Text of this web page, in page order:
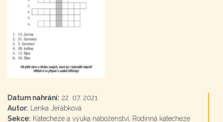
Datum nahrání: 22. 07. 2021
Autor: Lenka Jeřábková
Sekce: Katecheze a výuka náboženství, Rodinná katecheze